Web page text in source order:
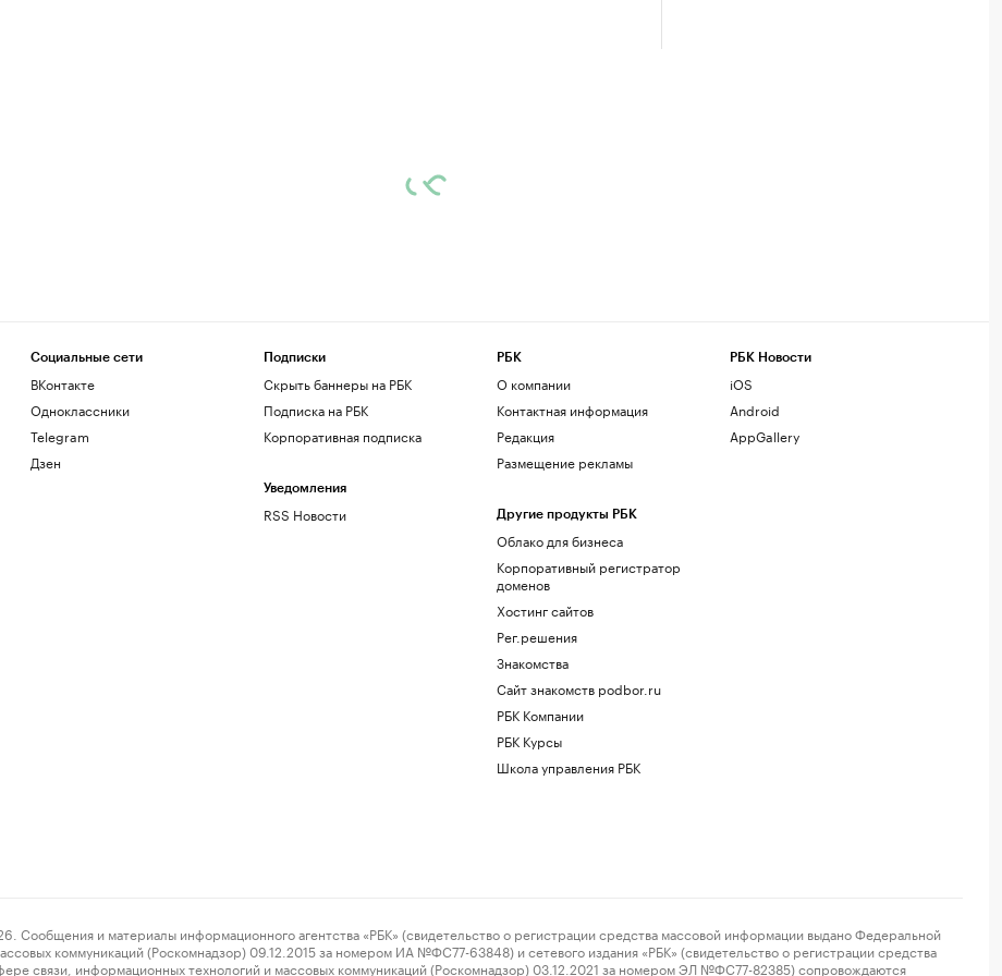
Социальные сети
ВКонтакте
Одноклассники
Telegram
Дзен
Подписки
Скрыть баннеры на РБК
Подписка на РБК
Корпоративная подписка
Уведомления
RSS Новости
РБК
О компании
Контактная информация
Редакция
Размещение рекламы
Другие продукты РБК
Облако для бизнеса
Корпоративный регистратор
доменов
Хостинг сайтов
Рег.решения
Знакомства
Сайт знакомств podbor.ru
РБК Компании
РБК Курсы
Школа управления РБК
РБК Новости
iOS
Android
AppGallery
и материалы информационного агентства «РБК» (свидетельство о регистрации средства массовой информации выдано Федеральной
коммуникаций (Роскомнадзор) 09.12.2015 за номером ИА №ФС77-63848) и сетевого издания «РБК» (свидетельство о регистрации средства
связи, информационных технологий и массовых коммуникаций (Роскомнадзор) 03.12.2021 за номером ЭЛ №ФС77-82385) сопровождаются